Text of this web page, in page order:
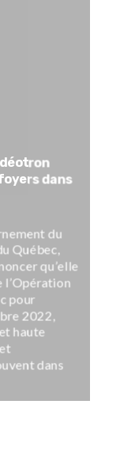
dans
du
Québec,
qu’elle
l’Opération
pour
2022,
haute
dans